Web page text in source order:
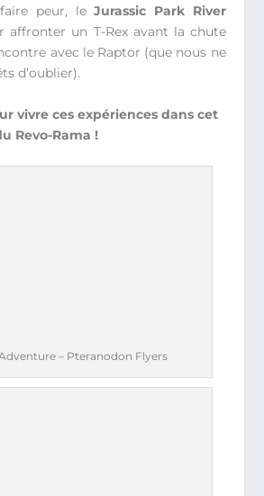
peur, leJurassic Park River
affronter un T-Rex avant la chute
avec le Raptor (que nous ne
d’oublier).
vivre ces expériences dans cet
Revo-Rama !
– Pteranodon Flyers